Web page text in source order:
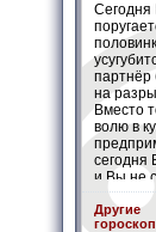
Сегодня
партнёр
на
Вместо
волю в
сегодня
и Вы не
Другие